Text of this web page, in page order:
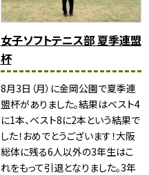
女子ソフトテニス部 夏季連盟
杯
8月3日（月）に金岡公園で夏季連
盟杯がありました。結果はベスト4
に1本、ベスト8に2本という結果で
した！おめでとうございます！大阪
総体に残る6人以外の3年生はこ
れをもって引退となりました。3年